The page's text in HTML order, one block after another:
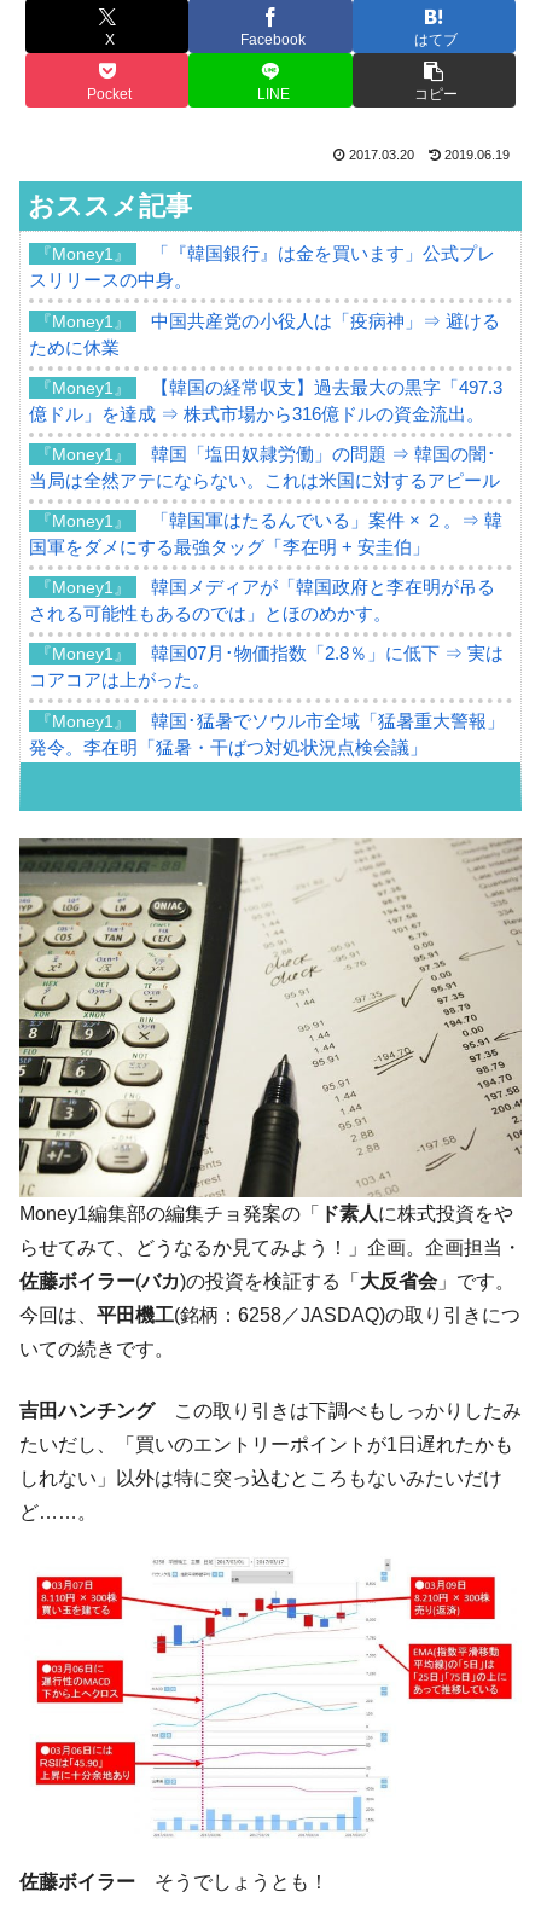
X Facebook はてブ
Pocket LINE コピー
2017.03.20 2019.06.19
おススメ記事
『Money1』
「『韓国銀行』は金を買います」公式プレ
スリリースの中身。
『Money1』
中国共産党の小役人は「疫病神」⇒ 避ける
ために休業
『Money1』
【韓国の経常収支】過去最大の黒字「497.3
億ドル」を達成 ⇒ 株式市場から316億ドルの資金流出。
『Money1』
韓国「塩田奴隷労働」の問題 ⇒ 韓国の闇･
当局は全然アテにならない。これは米国に対するアピール
『Money1』
「韓国軍はたるんでいる」案件 × ２。⇒ 韓
国軍をダメにする最強タッグ「李在明 + 安圭伯」
『Money1』
韓国メディアが「韓国政府と李在明が吊る
される可能性もあるのでは」とほのめかす。
『Money1』
韓国07月･物価指数「2.8％」に低下 ⇒ 実は
コアコアは上がった。
『Money1』
韓国･猛暑でソウル市全域「猛暑重大警報」
発令。李在明「猛暑・干ばつ対処状況点検会議」
07月販売台数は去年のほぼ半分「71台」しか売れなかっ
た。『起亜』は9台だけ
『Money1』
韓国「信用赦免を何回やっても、何回やっ
ても」⇒ 257万人赦免したのに60万人がまた延滞者に転
落！
『Money1』
韓国K9専用砲弾･装薬自動供給装甲車両･珍
兵器「K10」が改良に乗り出す。
『Money1』
韓国「2026年07月の輸出入」絶好調。半導
体だけで410億ドル、輸出全体の41％もある
『Money1』
韓国･李在明「青年層の雇用状況が悪い。せ
や、若者に起業させよう」⇒ どんな雇用対策だソレ。
『Money1』
【韓国の外貨準備】2026年07月は4,279億ド
ル。外平債の発行「19.4億ドル」
『Money1』
韓国「ここは北朝鮮なのか。選管がサーバ
ーにウソのデータを入力したのは明白だ」
『Money1』
韓国･李在明さっそく不動産対策で浅薄な発
だ。
『Money1』
『韓国銀行』が「金の保有量を増やしま
す」⇒「金を経由するドル入手」手段ではないのか？
『Money1』
『Money1』
韓国･帰ってきた李在明。李在明を支持しな
い「50.5％」に上昇
韓国大統領府ボンクラ政策室長が告発され
た ⇒ 国家が行った恐るべき株価操作であり、空前の国政壟
断
韓国･警察職員が「丸刈りになって抗議活
動」
中国だけが鉄鋼輸出を異常増加させる ⇒ 中
国の過剰生産が世界を蝕む。
『Money1』
種は全般的「不調」⇒ PSIが示す現況は決して良くない。
Money1編集部の編集チョ発案の「 ド素人に株式投資をや
らせてみて、どうなるか見てみよう！」企画。企画担当・
佐藤ボイラー(バカ)の投資を検証する「 大反省会 」です。
今回は、 平田機工(銘柄：6258／JASDAQ)の取り引きにつ
いての続きです。
吉田ハンチングこの取り引きは下調べもしっかりしたみ
たいだし、「買いのエントリーポイントが1日遅れたかも
しれない」以外は特に突っ込むところもないみたいだけ
ど……。
佐藤ボイラー そうでしょうとも！